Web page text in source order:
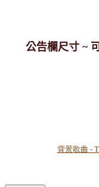
公告欄尺寸 ~
背景歌曲 -